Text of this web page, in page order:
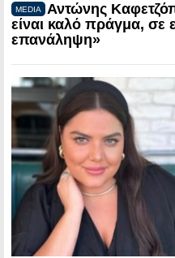
MEDIA
Αντώνης
είναι καλό πράγμα, σε
επανάληψη»